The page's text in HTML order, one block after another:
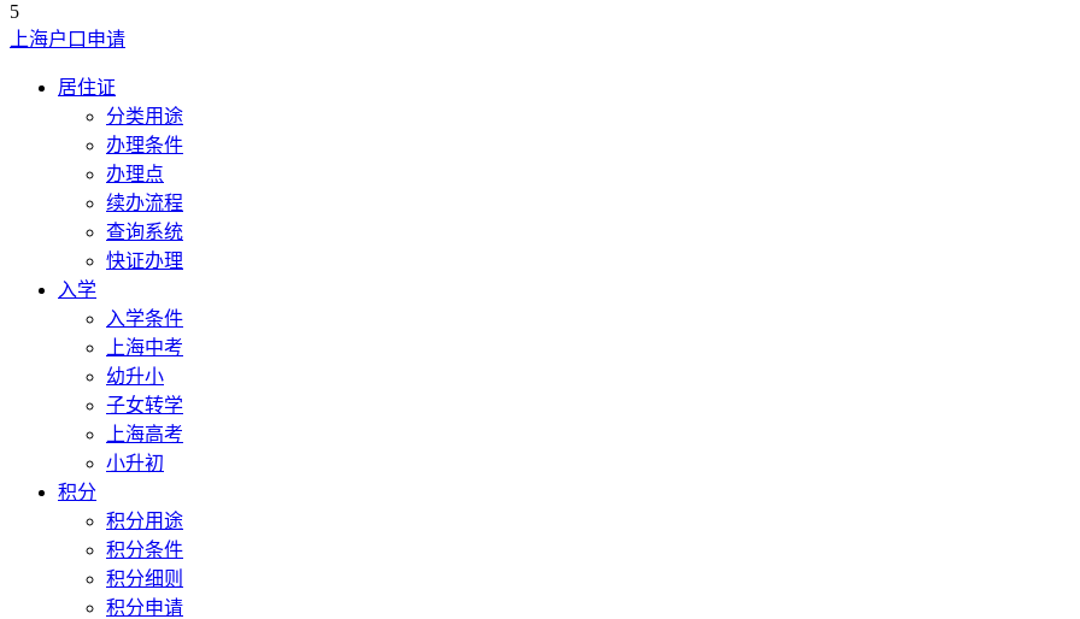
5
上海户口申请
居住证
分类用途
办理条件
办理点
续办流程
查询系统
快证办理
入学
入学条件
上海中考
幼升小
子女转学
上海高考
小升初
积分
积分用途
积分条件
积分细则
积分申请